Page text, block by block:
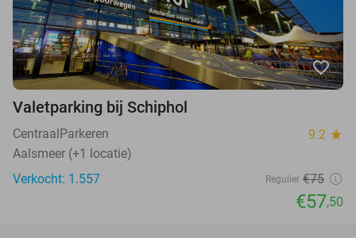
favorite_border
Valetparking bij Schiphol
CentraalParkeren 9.2 star
Aalsmeer (+1 locatie)
Verkocht: 1.557
Regulier €75
€57,50